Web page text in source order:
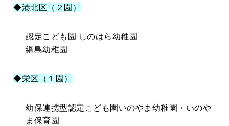
◆港北区（２園）
認定こども園 しのはら幼稚園
綱島幼稚園
◆栄区（１園）
幼保連携型認定こども園いのやま幼稚園・いのや
ま保育園